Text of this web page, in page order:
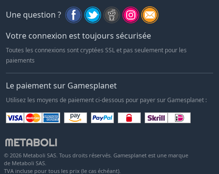
Une question ?
Votre connexion est toujours sécurisée
Toutes les connexions sont cryptées SSL et pas seulement pour les
paiements
Le paiement sur Gamesplanet
Utilisez les moyens de paiement ci-dessous pour payer sur Gamesplanet :
© 2026 Metaboli SAS. Tous droits réservés. Gamesplanet est une marque
de Metaboli SAS.
TVA incluse pour tous les prix (le cas échéant).